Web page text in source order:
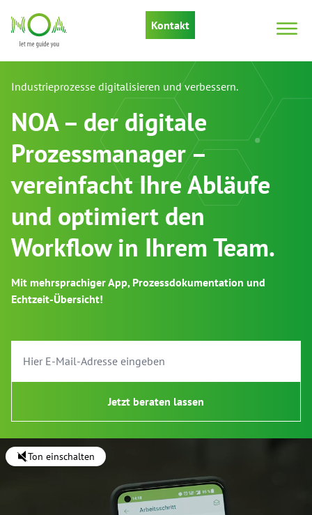
Kontakt
Industrieprozesse digitalisieren und verbessern.
NOA – der digitale
Prozessmanager –
vereinfacht Ihre Abläufe
und optimiert den
Workflow in Ihrem Team.
Mit mehrsprachiger App, Prozessdokumentation und
Echtzeit-Übersicht!
Jetzt beraten lassen
Ton einschalten